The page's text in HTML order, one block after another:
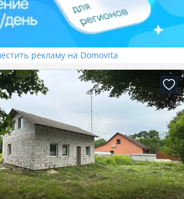
рекламу на Domovita